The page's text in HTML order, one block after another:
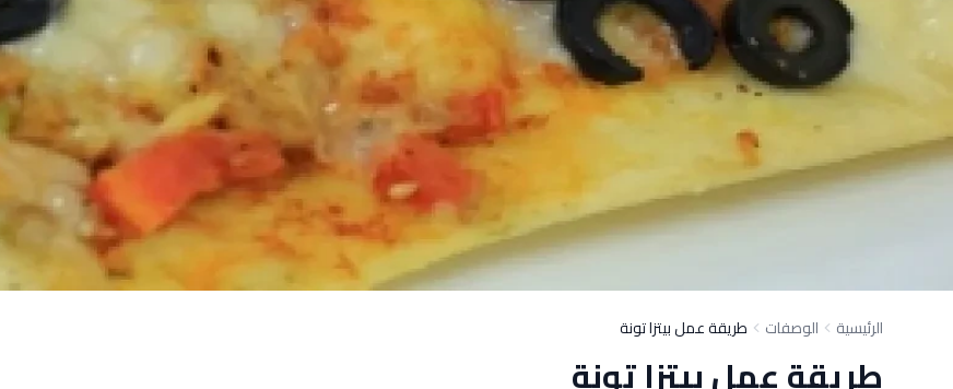
الرئيسية الوصفات طريقة عمل بيتزا تونة
طريقة عمل بيتزا تونة